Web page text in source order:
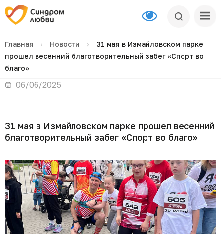
Главная › Новости ›
31 мая в Измайловском парке
прошел весенний благотворительный забег «Спорт во
благо»
06/06/2025
31 мая в Измайловском парке прошел весенний
благотворительный забег «Спорт во благо»